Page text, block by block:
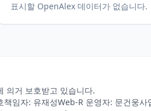
표시할 OpenAlex 데이터가 없습니다.
의거 보호받고 있습니다.
책임자: 유재성Web-R 운영자: 문건웅사